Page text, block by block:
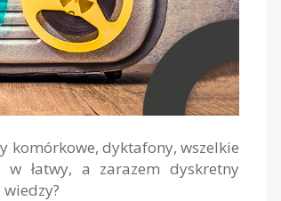
komórkowe, dyktafony, wszelkie
łatwy, a zarazem dyskretny